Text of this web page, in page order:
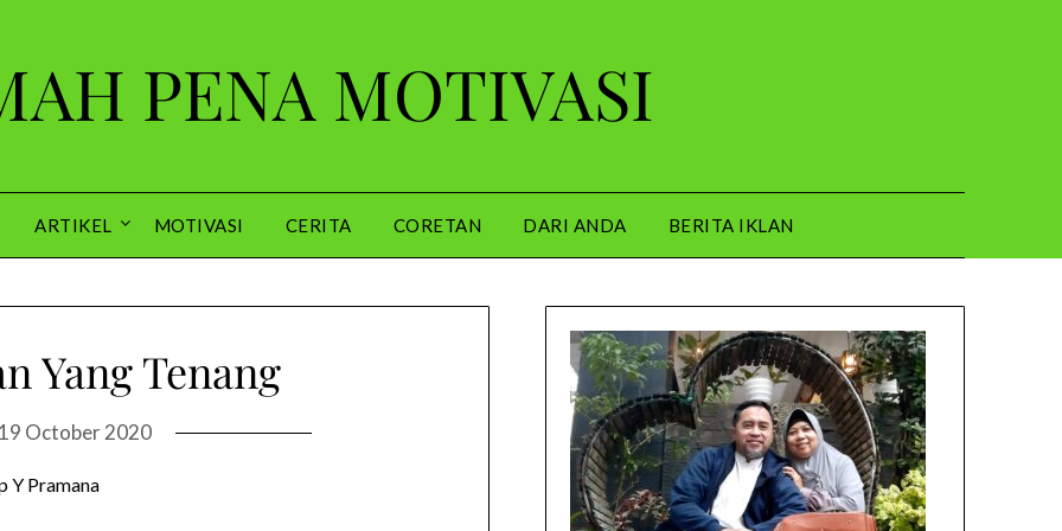
PENA MOTIVASI
ARTIKEL MOTIVASI CERITA CORETAN DARI ANDA BERITA IKLAN
Yang Tenang
19 October 2020
Y Pramana